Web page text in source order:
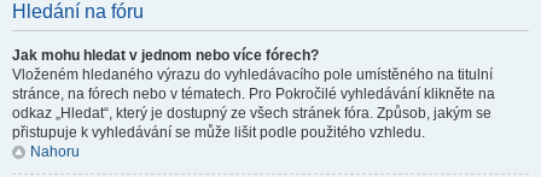
Hledání na fóru
Jak mohu hledat v jednom nebo více fórech?
Vloženém hledaného výrazu do vyhledávacího pole umístěného na titulní
stránce, na fórech nebo v tématech. Pro Pokročilé vyhledávání klikněte na
odkaz „Hledat“, který je dostupný ze všech stránek fóra. Způsob, jakým se
přistupuje k vyhledávání se může lišit podle použitého vzhledu.
Nahoru